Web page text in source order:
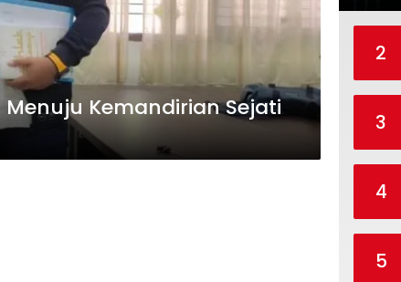
Kemandirian Sejati
2
3
4
5